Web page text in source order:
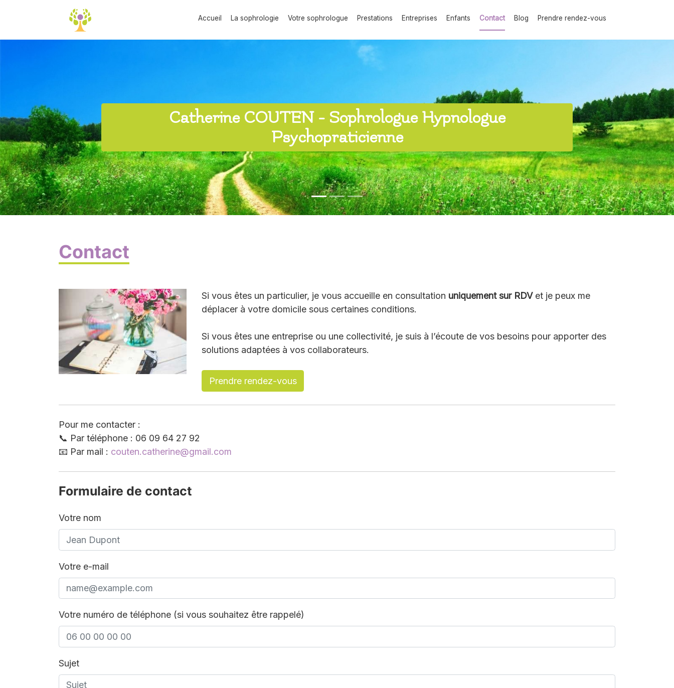
Accueil La sophrologie Votre sophrologue Prestations Entreprises Enfants Contact Blog Prendre rendez-vous
Catherine COUTEN - Sophrologue Hypnologue
Psychopraticienne
Contact
Si vous êtes un particulier, je vous accueille en consultation uniquement sur RDVet je peux me
déplacer à votre domicile sous certaines conditions.
Si vous êtes une entreprise ou une collectivité, je suis à l’écoute de vos besoins pour apporter des
solutions adaptées à vos collaborateurs.
Prendre rendez-vous
Pour me contacter :
📞 Par téléphone : 06 09 64 27 92
📧 Par mail : couten.catherine@gmail.com
Formulaire de contact
Votre nom
Votre e-mail
Votre numéro de téléphone (si vous souhaitez être rappelé)
Sujet